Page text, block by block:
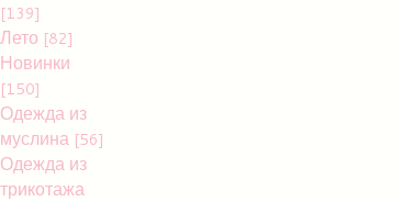
[139]
Лето [82]
Новинки
[150]
Одежда из
муслина [56]
Одежда из
трикотажа